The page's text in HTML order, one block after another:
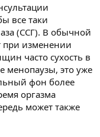
все таки
(ССГ). В обычной
при изменении
часто сухость в
менопаузы, это уже
фон более
оргазма
может также